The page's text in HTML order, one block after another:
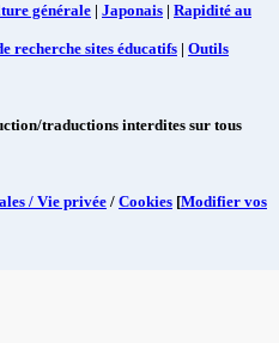
générale | Japonais | Rapidité au
recherche sites éducatifs | Outils
traductions interdites sur tous
/ Vie privée / Cookies [Modifier vos